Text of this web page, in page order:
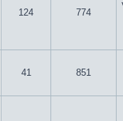
124 774
41 851